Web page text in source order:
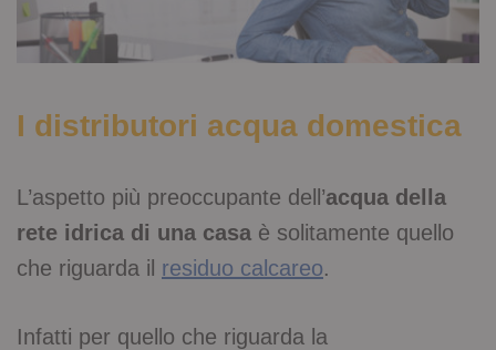
I distributori acqua domestica
L’aspetto più preoccupante dell’acqua della
rete idrica di una casa è solitamente quello
che riguarda il residuo calcareo.
Infatti per quello che riguarda la